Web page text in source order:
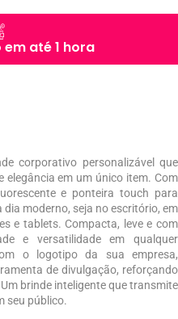
até 1 hora
corporativo personalizável que
elegância em um único item. Com
e ponteira touch para
dia moderno, seja no escritório, em
e tablets. Compacta, leve e com
e versatilidade em qualquer
o logotipo da sua empresa,
de divulgação, reforçando
brinde inteligente que transmite
seu público.